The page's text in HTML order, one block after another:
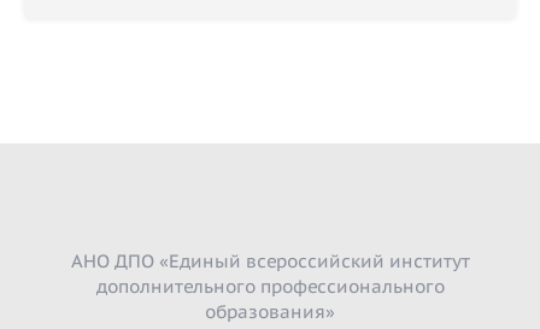
АНО ДПО «Единый всероссийский институт
дополнительного профессионального
образования»